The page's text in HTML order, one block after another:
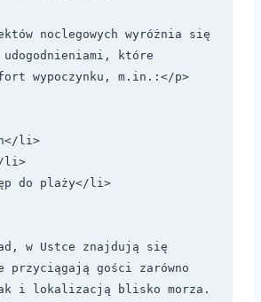
noclegowych wyróżnia się
które
wypoczynku, m.in.:</p>
w Ustce znajdują się
przyciągają gości zarówno
i lokalizacją blisko morza.